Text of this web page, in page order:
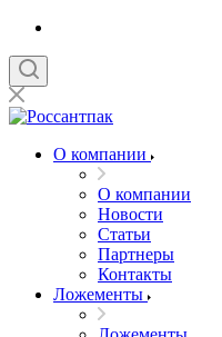
О компании
О компании
Новости
Статьи
Партнеры
Контакты
Ложементы